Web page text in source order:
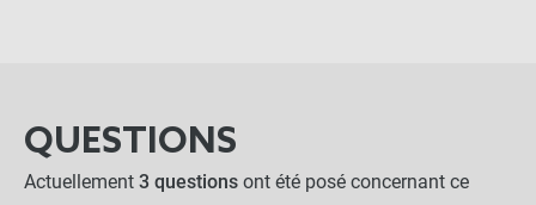
QUESTIONS
Actuellement 3 questions ont été posé concernant ce